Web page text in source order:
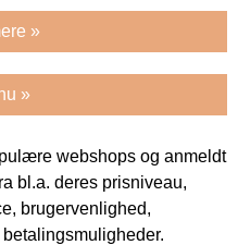
»
»
webshops og anmeldt
bl.a. deres prisniveau,
brugervenlighed,